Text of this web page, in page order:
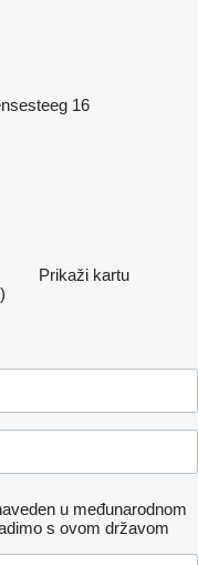
16
Prikaži kartu
u međunarodnom
s ovom državom